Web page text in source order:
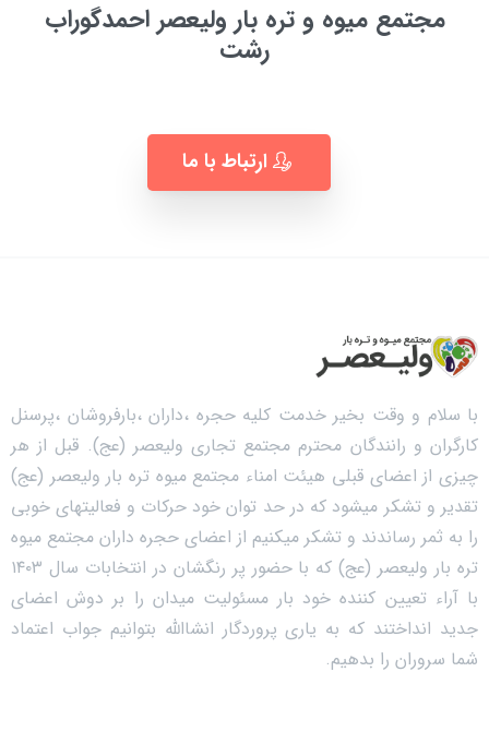
مجتمع میوه و تره بار ولیعصر احمدگوراب
رشت
ارتباط با ما
با سلام و وقت بخیر خدمت کلیه حجره ،داران ،بارفروشان ،پرسنل
کارگران و رانندگان محترم مجتمع تجاری ولیعصر (عج). قبل از هر
چیزی از اعضای قبلی هیئت امناء مجتمع میوه تره بار ولیعصر (عج)
تقدیر و تشکر میشود که در حد توان خود حرکات و فعالیتهای خوبی
را به ثمر رساندند و تشکر میکنیم از اعضای حجره داران مجتمع میوه
تره بار ولیعصر (عج) که با حضور پر رنگشان در انتخابات سال ۱۴۰۳
با آراء تعیین کننده خود بار مسئولیت میدان را بر دوش اعضای
جدید انداختند که به یاری پروردگار انشاالله بتوانیم جواب اعتماد
شما سروران را بدهیم.